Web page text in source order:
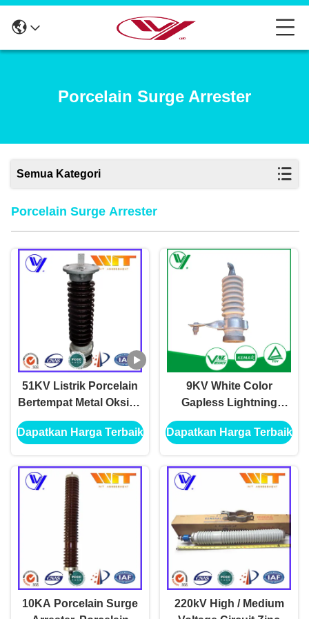
Porcelain Surge Arrester
Semua Kategori
Porcelain Surge Arrester
51KV Listrik Porcelain
Bertempat Metal Oksida
Lightning Arrester
Dengan ZnO Varistor
Dapatkan Harga Terbaik
9KV White Color
Gapless Lightning
Protector Dengan
Porselen Bertempat
Dapatkan Harga Terbaik
10KA Porcelain Surge
220kV High / Medium